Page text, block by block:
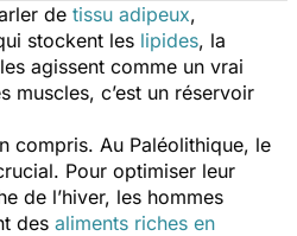
de tissu adipeux,
stockent les lipides, la
agissent comme un vrai
muscles, c’est un réservoir
compris. Au Paléolithique, le
Pour optimiser leur
de l’hiver, les hommes
des aliments riches en